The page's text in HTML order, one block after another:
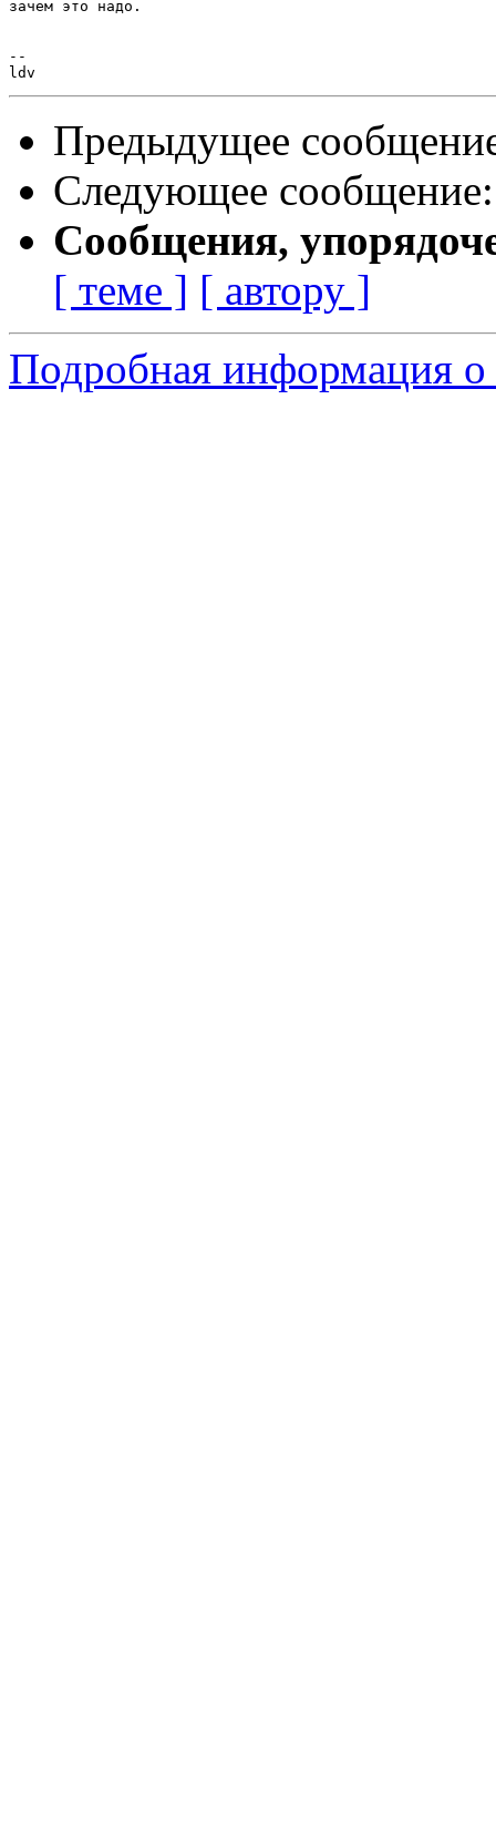
зачем это надо.
--
Предыдущее
Следующее
Сообщения,
[ теме ] [ автору ]
Подробная информация о